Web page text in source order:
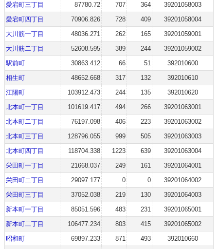
愛宕町三丁目 87780.72 707 364
39201058003
愛宕町四丁目
70906.826 728 409
39201058004
大川筋一丁目
48036.271 262 165
39201059001
大川筋二丁目
52608.595 389 244
39201059002
駅前町
30863.412 66 51
392010600
相生町
48652.668 317 132
392010610
江陽町
103912.473 244 135
392010620
北本町一丁目
101619.417 494 266
39201063001
北本町二丁目
76197.098 406 223
39201063002
北本町三丁目
128796.055 999 505
39201063003
北本町四丁目
118704.338 1223 639
39201063004
栄田町一丁目
21668.037 249 161
39201064001
栄田町二丁目
29097.177 0 0
39201064002
栄田町三丁目
37052.038 219 130
39201064003
新本町一丁目
85051.596 483 231
39201065001
新本町二丁目
106477.234 803 415
39201065002
昭和町
69897.233 871 493
392010660